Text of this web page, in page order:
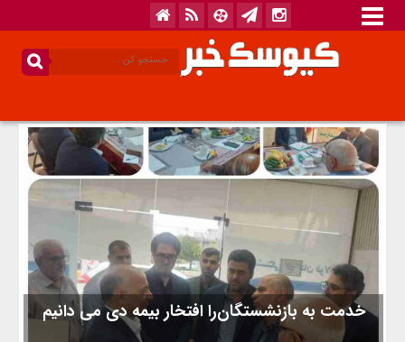
خدمت به بازنشستگان‌را افتخار بیمه دی می دانیم